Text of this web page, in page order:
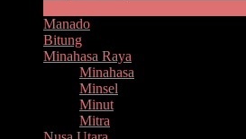
Manado
Bitung
Minahasa Raya
Minahasa
Minsel
Minut
Mitra